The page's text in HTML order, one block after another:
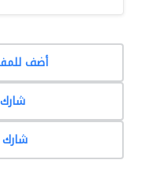
أضف
شارك
شارك